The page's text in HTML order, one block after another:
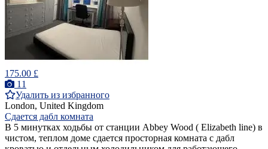
175.00 £
11
Удалить из избранного
London, United Kingdom
Сдается дабл комната
В 5 минутках ходьбы от станции Abbey Wood ( Elizabeth line) в
чистом, теплом доме сдается просторная комната с дабл